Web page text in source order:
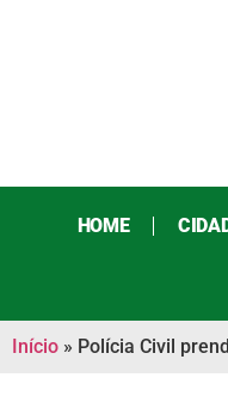
HOME
Início » Polícia Civil